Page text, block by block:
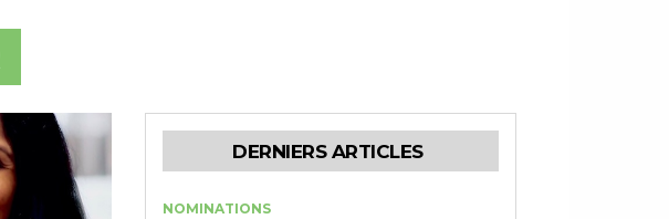
DERNIERS ARTICLES
NOMINATIONS